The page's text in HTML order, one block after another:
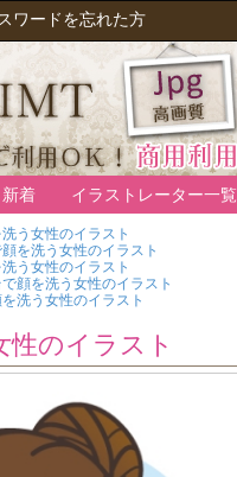
ワードを忘れた方
新着 イラストレーター一覧
う女性のイラスト
を洗う女性のイラスト
う女性のイラスト
顔を洗う女性のイラスト
洗う女性のイラスト
性のイラスト